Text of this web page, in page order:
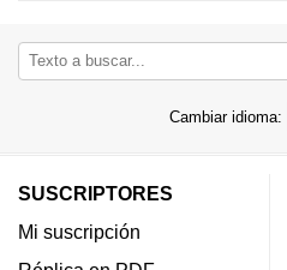
Cambiar idioma:
SUSCRIPTORES
Mi suscripción